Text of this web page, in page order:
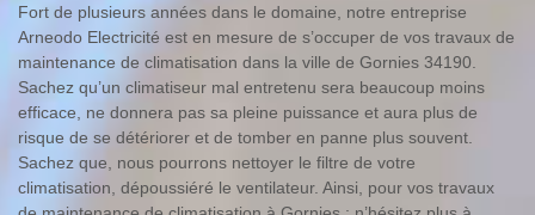
Fort de plusieurs années dans le domaine, notre entreprise
Arneodo Electricité est en mesure de s’occuper de vos travaux de
maintenance de climatisation dans la ville de Gornies 34190.
Sachez qu’un climatiseur mal entretenu sera beaucoup moins
efficace, ne donnera pas sa pleine puissance et aura plus de
risque de se détériorer et de tomber en panne plus souvent.
Sachez que, nous pourrons nettoyer le filtre de votre
climatisation, dépoussiéré le ventilateur. Ainsi, pour vos travaux